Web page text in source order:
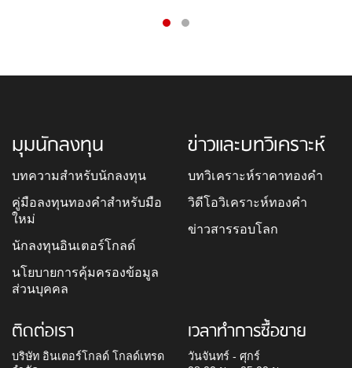
มุมนักลงทุน
บทความสำหรับนักลงทุน
คู่มือลงทุนทองคำสำหรับมือ
ใหม่
นักลงทุนอินเตอร์โกลด์
นโยบายการคุ้มครองข้อมูล
ส่วนบุคคล
ข่าวและบทวิเคราะห์
บทวิเคราะห์ราคาทองคำ
วิดีโอวิเคราะห์ทองคำ
ข่าวสารรอบโลก
ติดต่อเรา
บริษัท อินเตอร์โกลด์ โกลด์เทรด
เวลาทำการซื้อขาย
วันจันทร์ - ศุกร์